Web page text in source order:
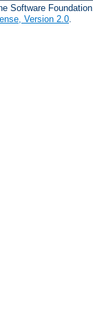
Software Foundation.
Version 2.0